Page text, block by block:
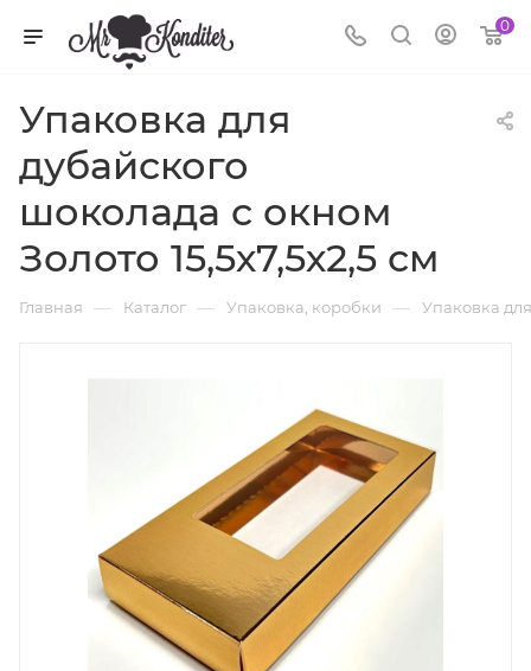
0
Упаковка для
дубайского
шоколада с окном
Золото 15,5х7,5х2,5 см
Главная — Каталог — Упаковка, коробки — Упаковка